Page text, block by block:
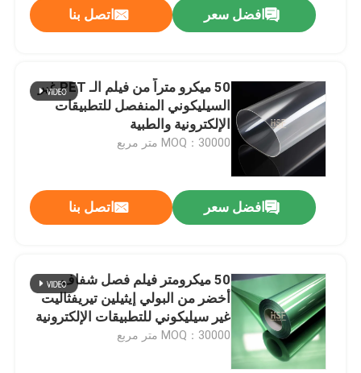
افضل سعر اتصل بنا
50 ميكرو متراً من فيلم الـ PET غير
السيليكوني المنفصل للتطبيقات
الإلكترونية والطبية
MOQ：30000 متر مربع
افضل سعر اتصل بنا
50 ميكرومتر فيلم فصل شفاف
أخضر من البولي إيثيلين تيريفثاليت
غير سيليكوني للتطبيقات الإلكترونية
والسيارات
MOQ：30000 متر مربع